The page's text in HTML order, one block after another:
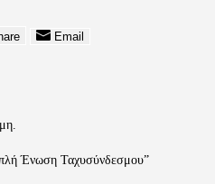
Email
Ένωση Ταχυσύνδεσμου”